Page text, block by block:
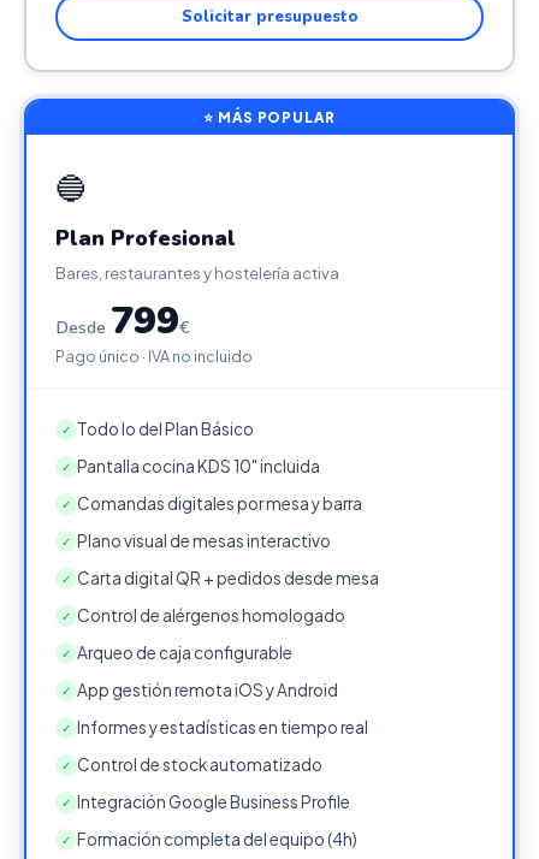
Solicitar presupuesto
⭐ MÁS POPULAR
🔵
Plan Profesional
Bares, restaurantes y hostelería activa
Desde 799€
Pago único · IVA no incluido
✓ Todo lo del Plan Básico
✓ Pantalla cocina KDS 10" incluida
✓ Comandas digitales por mesa y barra
✓ Plano visual de mesas interactivo
✓ Carta digital QR + pedidos desde mesa
✓ Control de alérgenos homologado
✓ Arqueo de caja configurable
✓ App gestión remota iOS y Android
✓ Informes y estadísticas en tiempo real
✓ Control de stock automatizado
✓ Integración Google Business Profile
✓ Formación completa del equipo (4h)